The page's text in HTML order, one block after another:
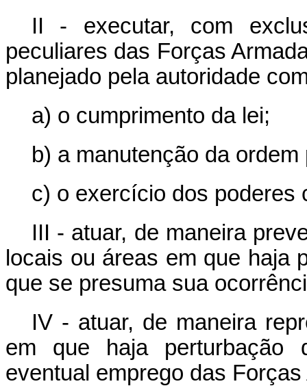
II - executar, com
peculiares das Forças
planejado pela autoridade
a) o cumprimento da lei;
b) a manutenção da ordem
c) o exercício dos poderes
III - atuar, de maneira
locais ou áreas em que haja
que se presuma sua
IV - atuar, de maneira
em que haja perturbação
eventual emprego das